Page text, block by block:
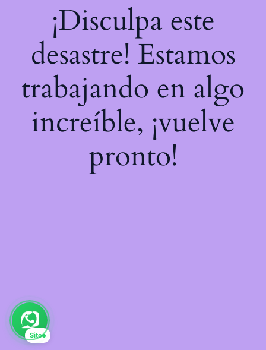
¡Disculpa este
desastre! Estamos
trabajando en algo
increíble, ¡vuelve
pronto!
Sito